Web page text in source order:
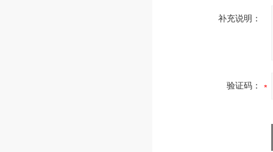
补充说明：
验证码：